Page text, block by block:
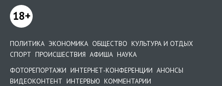
18+
ПОЛИТИКА ЭКОНОМИКА ОБЩЕСТВО КУЛЬТУРА И ОТДЫХ
СПОРТ ПРОИСШЕСТВИЯ АФИША НАУКА
ФОТОРЕПОРТАЖИ ИНТЕРНЕТ-КОНФЕРЕНЦИИ АНОНСЫ
ВИДЕОКОНТЕНТ ИНТЕРВЬЮ КОММЕНТАРИИ